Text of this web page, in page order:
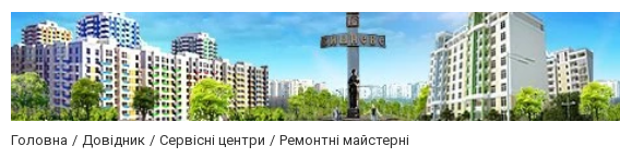
Головна Довідник Сервісні центри Ремонтні майстерні